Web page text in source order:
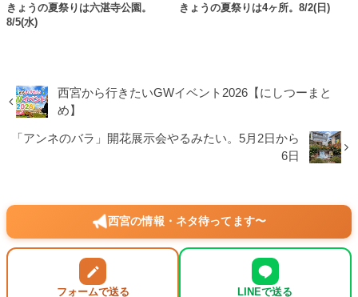
きょうの夏祭りは六湛寺公園。
8/5(水)
きょうの夏祭りは4ヶ所。8/2(日)
西宮から行きたいGWイベント2026【にしつーまと
め】
「アンネのバラ」開花展示会やるみたい。5月2日から
6日
西宮の情報・ネタ待ってます〜
フォームで送る LINEで送る